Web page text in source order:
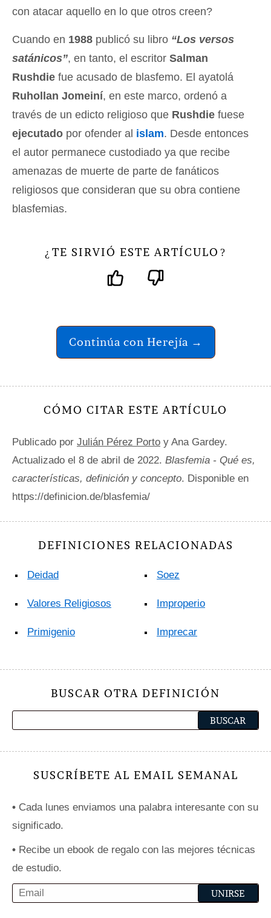
con atacar aquello en lo que otros creen?
Cuando en 1988 publicó su libro “Los versos
satánicos”, en tanto, el escritor Salman
Rushdie fue acusado de blasfemo. El ayatolá
Ruhollan Jomeiní, en este marco, ordenó a
través de un edicto religioso que Rushdie fuese
ejecutado por ofender al islam. Desde entonces
el autor permanece custodiado ya que recibe
amenazas de muerte de parte de fanáticos
religiosos que consideran que su obra contiene
blasfemias.
¿ TE SIRVIÓ ESTE ARTÍCULO ?
Continúa con Herejía →
CÓMO CITAR ESTE ARTÍCULO
Publicado por Julián Pérez Porto y Ana Gardey.
Actualizado el 8 de abril de 2022. Blasfemia - Qué es,
características, definición y concepto. Disponible en
https://definicion.de/blasfemia/
DEFINICIONES RELACIONADAS
Deidad
Valores Religiosos
Primigenio
Soez
Improperio
Imprecar
BUSCAR OTRA DEFINICIÓN
SUSCRÍBETE AL EMAIL SEMANAL
• Cada lunes enviamos una palabra interesante con su
significado.
• Recibe un ebook de regalo con las mejores técnicas
de estudio.